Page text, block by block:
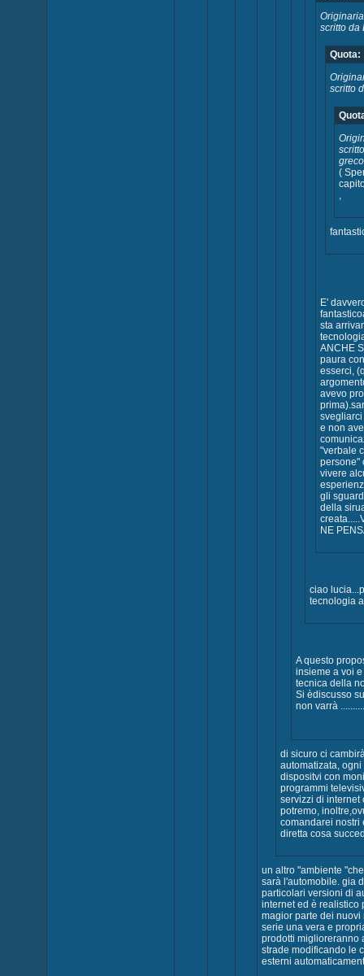
scritto da
Quota:
scritto
greco
(
,
E'
sta
ANCHE
paura
esserci,
avevo
e non
"verbale
persone"
vivere
gli
della
NE
ciao
tecnologia
A questo
insieme a voi
tecnica della
Si èdiscusso
non varrà
di sicuro ci
automatizata,
dispositvi con
programmi
servizzi di internet
potremo,
comandarei nostri
diretta cosa
un altro "ambiente
sarà l'automobile. gia
particolari versioni di
internet ed è realistico
magior parte dei
serie una vera e
prodotti miglioreranno
strade modificando le
esterni